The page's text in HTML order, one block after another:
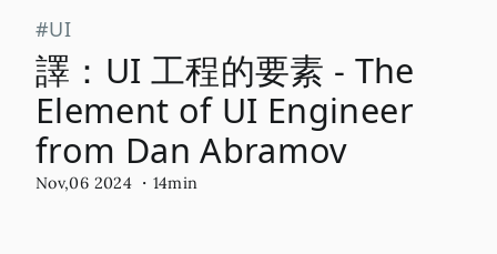
UI
譯：UI 工程的要素 - The
Element of UI Engineer
from Dan Abramov
Nov,06 2024・14min